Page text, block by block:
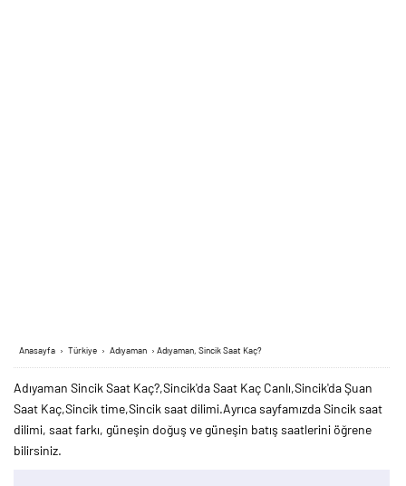
Anasayfa › Türkiye › Adıyaman › Adıyaman, Sincik Saat Kaç?
Adıyaman Sincik Saat Kaç?,Sincik'da Saat Kaç Canlı,Sincik'da Şuan
Saat Kaç,Sincik time,Sincik saat dilimi.Ayrıca sayfamızda Sincik saat
dilimi, saat farkı, güneşin doğuş ve güneşin batış saatlerini öğrene
bilirsiniz.